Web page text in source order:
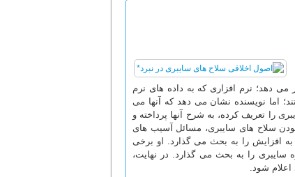
می دهد؛ نرم افزاری که به داده های نرم
اما نویسنده نشان می دهد که آنها می
را تعریف کرده، به شرح آنها پرداخته و
سلاح های سایبری، مسائل آسیب های
افزایش را به بحث می گذارد. او برخی
سایبری را به بحث می گذارد. در نهایت،
اعلام شود.